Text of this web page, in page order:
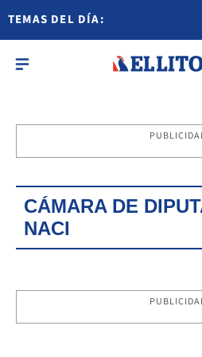
TEMAS DEL DÍA:
CÁMARA DE
NACI